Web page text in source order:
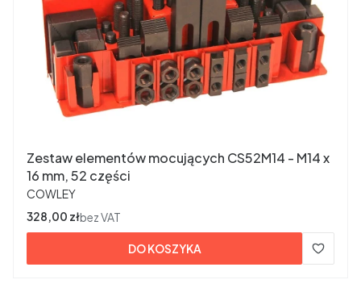
Zestaw elementów mocujących CS52M14 - M14 x
16 mm, 52 części
PRODUCENT
COWLEY
Cena
328,00 złbez VAT
DO KOSZYKA